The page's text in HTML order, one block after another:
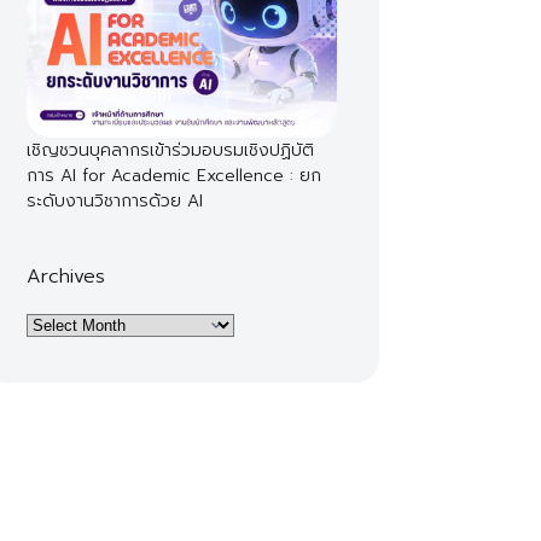
เชิญชวนบุคลากรเข้าร่วมอบรมเชิงปฏิบัติ
การ AI for Academic Excellence : ยก
ระดับงานวิชาการด้วย AI
Archives
Archives